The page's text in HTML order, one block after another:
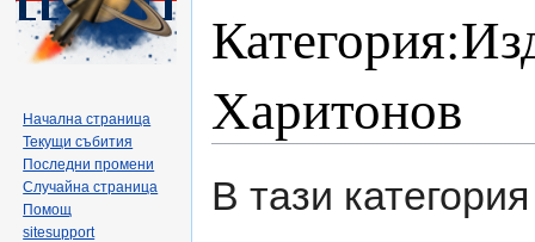
Харитонов
В тази
Начална страница
Текущи събития
Последни промени
Случайна страница
Помощ
sitesupport